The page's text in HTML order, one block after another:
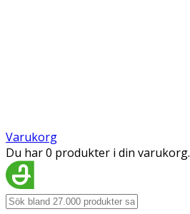
Varukorg
Du har 0 produkter i din varukorg.